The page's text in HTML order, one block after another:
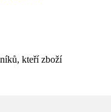
kteří zboží